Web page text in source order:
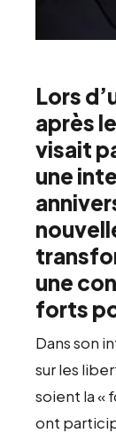
Lors
après
visait
une
une
forts
Dans son
sur les
soient la «
ont